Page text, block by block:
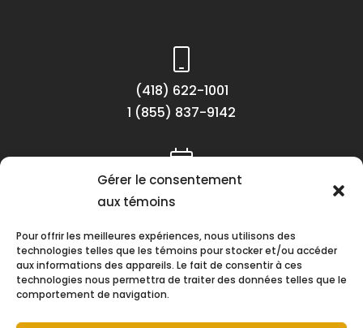
Gérer le consentement
aux témoins
Pour offrir les meilleures expériences, nous utilisons des
technologies telles que les témoins pour stocker et/ou accéder
aux informations des appareils. Le fait de consentir à ces
technologies nous permettra de traiter des données telles que le
comportement de navigation.
(418) 622-1001
1 (855) 837-9142
Lundi au vendredi
Suivez-nous !